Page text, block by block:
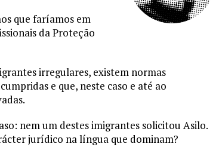
que faríamos em
da Proteção
irregulares, existem normas
e que, neste caso e até ao
nem um destes imigrantes solicitou Asilo.
jurídico na língua que dominam?